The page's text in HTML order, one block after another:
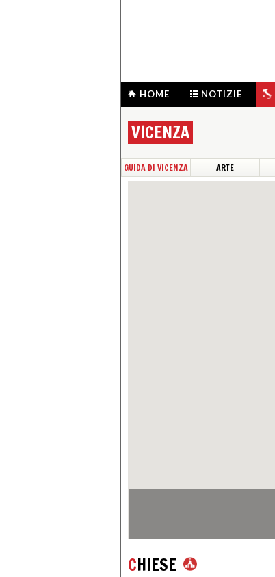
HOME NOTIZIE
VICENZA
GUIDA DI VICENZA ARTE
CHIESE